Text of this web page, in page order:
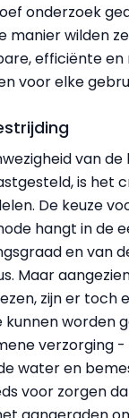
onderzoek
manier wilden
efficiënte en
voor elke
van
is het
De keuze
hangt in de
en van
Maar
zijn er toch
worden
verzorging
water en
voor zorgen